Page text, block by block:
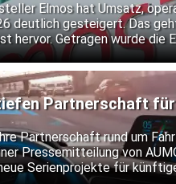
Elmos hat Umsatz,
deutlich gesteigert. Das
hervor. Getragen wurde die
anhaltend hohen Nachfrage
an seiner bisherigen
Partnerschaft
Partnerschaft rund um
Pressemitteilung von
Serienprojekte für